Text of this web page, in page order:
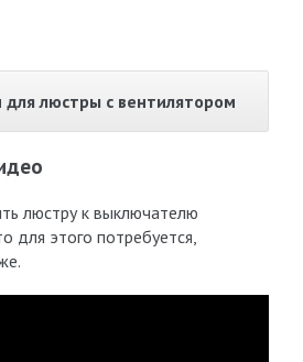
люстры с вентилятором
люстру к выключателю
для этого потребуется,